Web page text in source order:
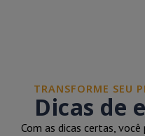
TRANSFORME SEU
Dicas de
Com as dicas certas,